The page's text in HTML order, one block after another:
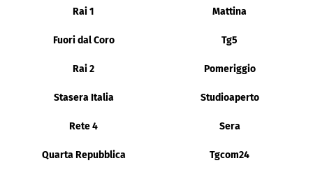
Rai 1 Mattina
Fuori dal Coro Tg5
Rai 2 Pomeriggio
Stasera Italia Studioaperto
Rete 4 Sera
Quarta Repubblica Tgcom24